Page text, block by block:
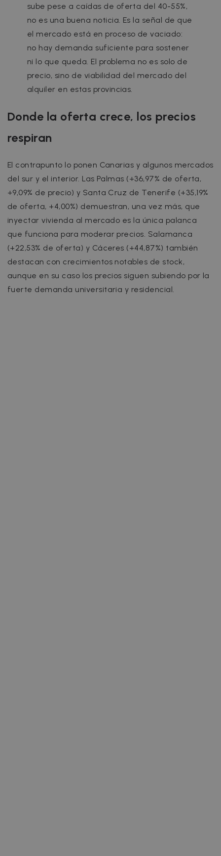
sube pese a caídas de oferta del 40-55%,
no es una buena noticia. Es la señal de que
el mercado está en proceso de vaciado:
no hay demanda suficiente para sostener
ni lo que queda. El problema no es solo de
precio, sino de viabilidad del mercado del
alquiler en estas provincias.
Donde la oferta crece, los precios
respiran
El contrapunto lo ponen Canarias y algunos mercados
del sur y el interior. Las Palmas (+36,97% de oferta,
+9,09% de precio) y Santa Cruz de Tenerife (+35,19%
de oferta, +4,00%) demuestran, una vez más, que
inyectar vivienda al mercado es la única palanca
que funciona para moderar precios. Salamanca
(+22,53% de oferta) y Cáceres (+44,87%) también
destacan con crecimientos notables de stock,
aunque en su caso los precios siguen subiendo por la
fuerte demanda universitaria y residencial.